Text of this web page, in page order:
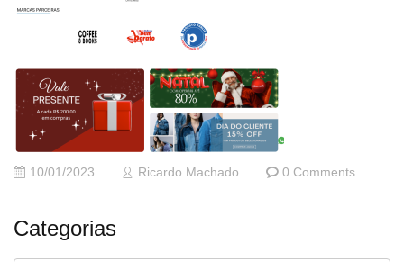
10/01/2023 Ricardo Machado 0 Comments
Categorias